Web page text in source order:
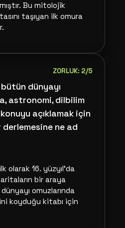
Bu mitolojik
taşıyan ilk omura
ZORLUK: 2/5
dünyayı
astronomi, dilbilim
açıklamak için
derlemesine ne ad
olarak 16. yüzyıl'da
bir araya
omuzlarında
koyduğu kitabı için